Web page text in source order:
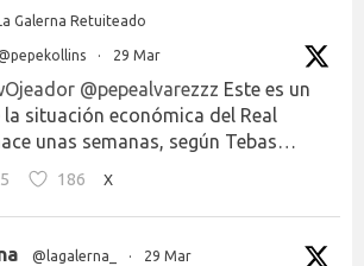
Galerna Retuiteado
· 29 Mar
@pepealvarezzz Este es un
situación económica del Real
unas semanas, según Tebas…
186 X
@lagalerna_ · 29 Mar